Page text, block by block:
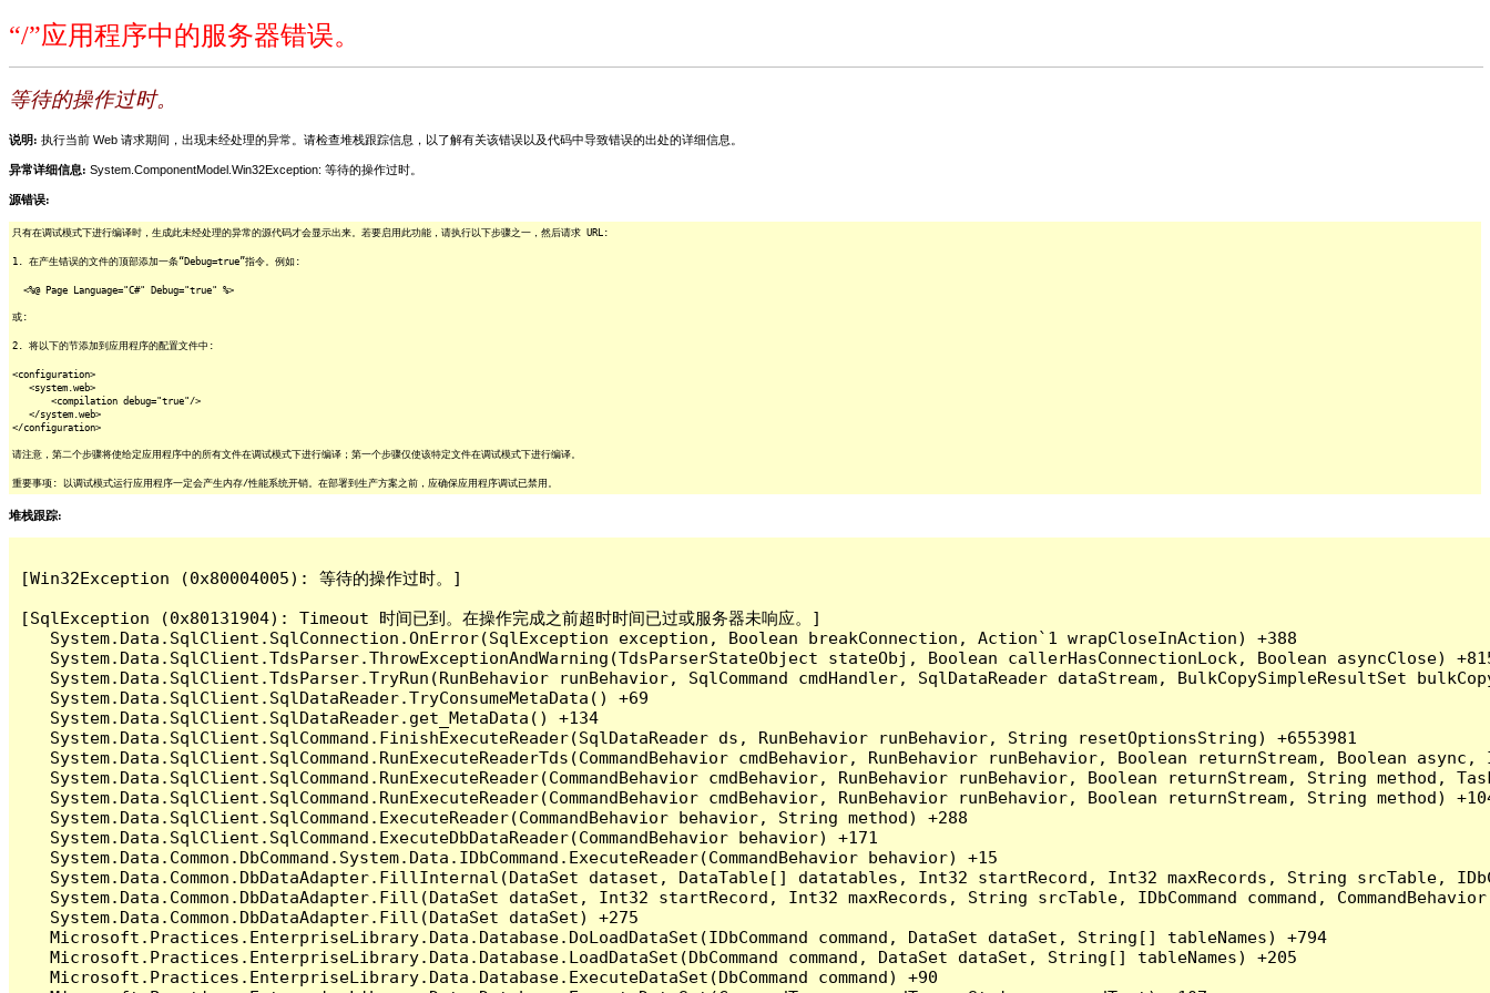
“/”应用程序中的服务器错误。
等待的操作过时。
说明: 执行当前 Web 请求期间，出现未经处理的异常。请检查堆栈跟踪信息，以了解有关该错误以及代码中导致错误的出处的详细信息。
异常详细信息: System.ComponentModel.Win32Exception: 等待的操作过时。
源错误:
只有在调试模式下进行编译时，生成此未经处理的异常的源代码才会显示出来。若要启用此功能，请执行以下步骤之一，然后请求 URL:
1. 在产生错误的文件的顶部添加一条“Debug=true”指令。例如:
<%@ Page Language="C#" Debug="true" %>
或:
2. 将以下的节添加到应用程序的配置文件中:
<configuration>
<system.web>
<compilation debug="true"/>
</system.web>
</configuration>
请注意，第二个步骤将使给定应用程序中的所有文件在调试模式下进行编译；第一个步骤仅使该特定文件在调试模式下进行编译。
重要事项: 以调试模式运行应用程序一定会产生内存/性能系统开销。在部署到生产方案之前，应确保应用程序调试已禁用。
堆栈跟踪:
[Win32Exception (0x80004005): 等待的操作过时。]
[SqlException (0x80131904): Timeout 时间已到。在操作完成之前超时时间已过或服务器未响应。]
   System.Data.SqlClient.SqlConnection.OnError(SqlException exception, Boolean breakConnection, Action`1 wrapCloseInAction) +388
System.Data.SqlClient.TdsParser.ThrowExceptionAndWarning(TdsParserStateObject stateObj, Boolean callerHasConnectionLock, Boolean asyncClose)
System.Data.SqlClient.TdsParser.TryRun(RunBehavior runBehavior, SqlCommand cmdHandler, SqlDataReader dataStream, BulkCopySimpleResultSet
   System.Data.SqlClient.SqlDataReader.TryConsumeMetaData() +69
   System.Data.SqlClient.SqlDataReader.get_MetaData() +134
   System.Data.SqlClient.SqlCommand.FinishExecuteReader(SqlDataReader ds, RunBehavior runBehavior, String resetOptionsString) +6553981
System.Data.SqlClient.SqlCommand.RunExecuteReaderTds(CommandBehavior cmdBehavior, RunBehavior runBehavior, Boolean returnStream, Boolean
System.Data.SqlClient.SqlCommand.RunExecuteReader(CommandBehavior cmdBehavior, RunBehavior runBehavior, Boolean returnStream, String method,
System.Data.SqlClient.SqlCommand.RunExecuteReader(CommandBehavior cmdBehavior, RunBehavior runBehavior, Boolean returnStream, String method)
   System.Data.SqlClient.SqlCommand.ExecuteReader(CommandBehavior behavior, String method) +288
   System.Data.SqlClient.SqlCommand.ExecuteDbDataReader(CommandBehavior behavior) +171
   System.Data.Common.DbCommand.System.Data.IDbCommand.ExecuteReader(CommandBehavior behavior) +15
System.Data.Common.DbDataAdapter.FillInternal(DataSet dataset, DataTable[] datatables, Int32 startRecord, Int32 maxRecords, String srcTable,
System.Data.Common.DbDataAdapter.Fill(DataSet dataSet, Int32 startRecord, Int32 maxRecords, String srcTable, IDbCommand command,
   System.Data.Common.DbDataAdapter.Fill(DataSet dataSet) +275
   Microsoft.Practices.EnterpriseLibrary.Data.Database.DoLoadDataSet(IDbCommand command, DataSet dataSet, String[] tableNames) +794
   Microsoft.Practices.EnterpriseLibrary.Data.Database.LoadDataSet(DbCommand command, DataSet dataSet, String[] tableNames) +205
   Microsoft.Practices.EnterpriseLibrary.Data.Database.ExecuteDataSet(DbCommand command) +90